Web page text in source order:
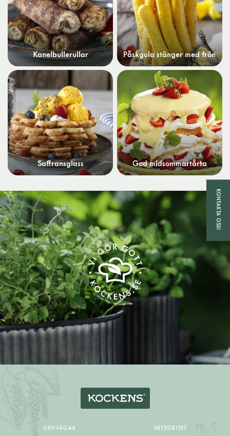
Kanelbullerullar Påskgula stänger med frön
Saffransglass God midsommartårta
GENVÄGAR INTEGRITET
KONTAKTA OSS!